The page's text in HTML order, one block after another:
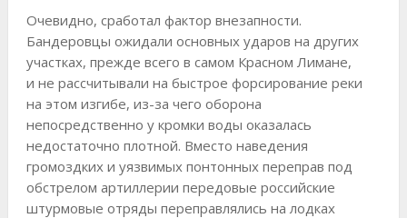
Очевидно, сработал фактор внезапности.
Бандеровцы ожидали основных ударов на других
участках, прежде всего в самом Красном Лимане,
и не рассчитывали на быстрое форсирование реки
на этом изгибе, из-за чего оборона
непосредственно у кромки воды оказалась
недостаточно плотной. Вместо наведения
громоздких и уязвимых понтонных переправ под
обстрелом артиллерии передовые российские
штурмовые отряды переправлялись на лодках